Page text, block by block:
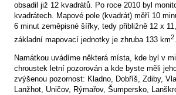
obsadil již 12 kvadrátů. Po roce 2010 byl
kvadrátech. Mapové pole (kvadrát) měří 10
6 minut zeměpisné šířky, tedy přibližně 12 x
základní mapovací jednotky je zhruba 133 km2.
Namátkou uvádíme některá místa, kde byl v
chroustek letní pozorován a kde byste měli
zvýšenou pozornost: Kladno, Dobříš, Zdiby,
Lanžhot, Uničov, Rýmařov, Šumpersko,